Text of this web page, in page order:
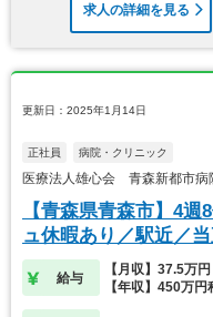
求人の詳細を見る
更新日：2025年1月14日
正社員 病院・クリニック
医療法人雄心会 青森新都市病
【青森県青森市】4
ュ休暇あり／駅近／
給与
【月収】37.5万円
【年収】450万円